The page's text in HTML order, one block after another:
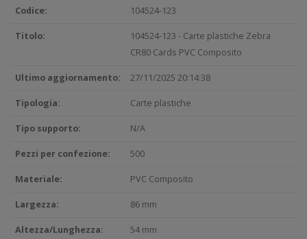
Codice: 104524-123
Titolo:
104524-123 - Carte plastiche Zebra
CR80 Cards PVC Composito
Ultimo aggiornamento: 27/11/2025 20:14:38
Tipologia: Carte plastiche
Tipo supporto: N/A
Pezzi per confezione: 500
Materiale: PVC Composito
Largezza: 86 mm
Altezza/Lunghezza: 54 mm